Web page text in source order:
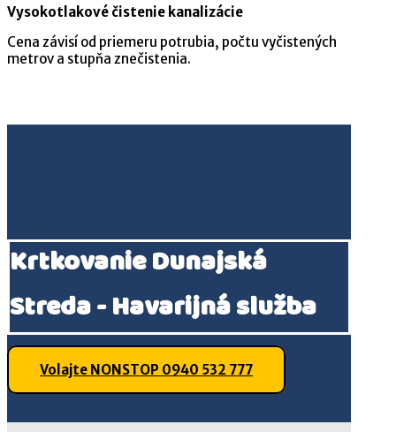
Vysokotlakové čistenie kanalizácie
Cena závisí od priemeru potrubia, počtu vyčistených
metrov a stupňa znečistenia.
Krtkovanie Dunajská
Streda - Havarijná služba
Volajte NONSTOP 0940 532 777